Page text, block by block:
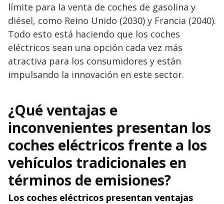
límite para la venta de coches de gasolina y
diésel, como Reino Unido (2030) y Francia (2040).
Todo esto está haciendo que los coches
eléctricos sean una opción cada vez más
atractiva para los consumidores y están
impulsando la innovación en este sector.
¿Qué ventajas e
inconvenientes presentan los
coches eléctricos frente a los
vehículos tradicionales en
términos de emisiones?
Los coches eléctricos presentan ventajas